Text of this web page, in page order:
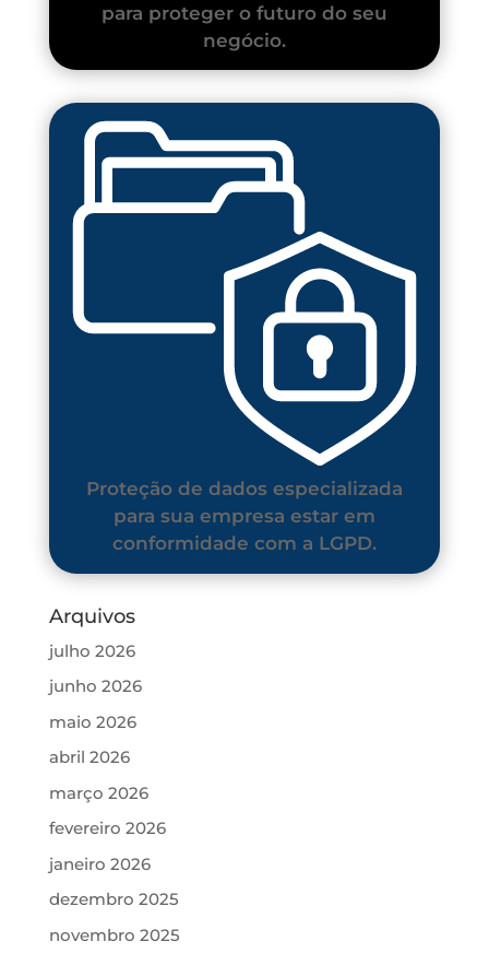
para proteger o futuro do seu
negócio.
Proteção de dados especializada
para sua empresa estar em
conformidade com a LGPD.
Arquivos
julho 2026
junho 2026
maio 2026
abril 2026
março 2026
fevereiro 2026
janeiro 2026
dezembro 2025
novembro 2025